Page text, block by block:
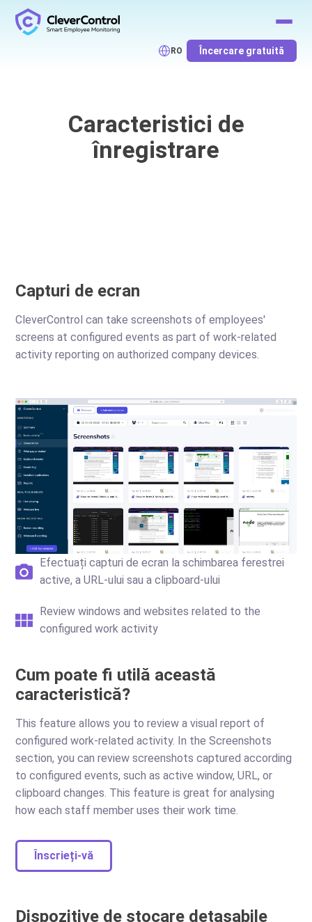
RO Încercare gratuită
Caracteristici de
înregistrare
Capturi de ecran
CleverControl can take screenshots of employees'
screens at configured events as part of work-related
activity reporting on authorized company devices.
Efectuați capturi de ecran la schimbarea ferestrei
active, a URL-ului sau a clipboard-ului
Review windows and websites related to the
configured work activity
Cum poate fi utilă această
caracteristică?
This feature allows you to review a visual report of
configured work-related activity. In the Screenshots
section, you can review screenshots captured according
to configured events, such as active window, URL, or
clipboard changes. This feature is great for analysing
how each staff member uses their work time.
Înscrieți-vă
Dispozitive de stocare detașabile